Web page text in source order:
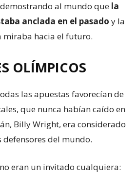
al mundo que la
anclada en el pasado y la
miraba hacia el futuro.
OLÍMPICOS
las apuestas favorecían de
que nunca habían caído en
Billy Wright, era considerado
defensores del mundo.
eran un invitado cualquiera: